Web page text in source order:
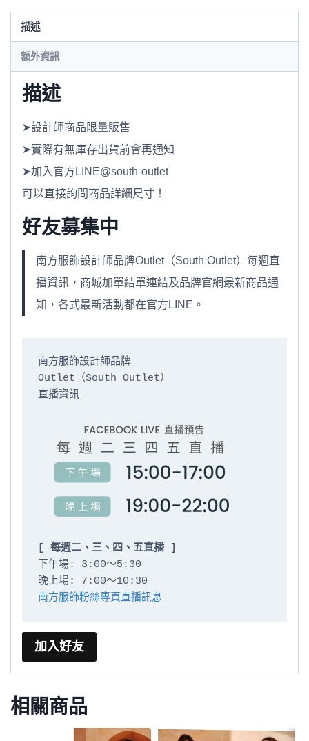
描述
額外資訊
描述
➤設計師商品限量販售
➤實際有無庫存出貨前會再通知
➤加入官方LINE@south-outlet
可以直接詢問商品詳細尺寸！
好友募集中
南方服飾設計師品牌Outlet（South Outlet）每週直
播資訊，商城加單結單連結及品牌官網最新商品通
知，各式最新活動都在官方LINE。
南方服飾設計師品牌
Outlet（South Outlet）
直播資訊
[ 每週二、三、四、五直播 ]
下午場: 3:00～5:30
南方服飾粉絲專頁直播訊息
加入好友
相關商品